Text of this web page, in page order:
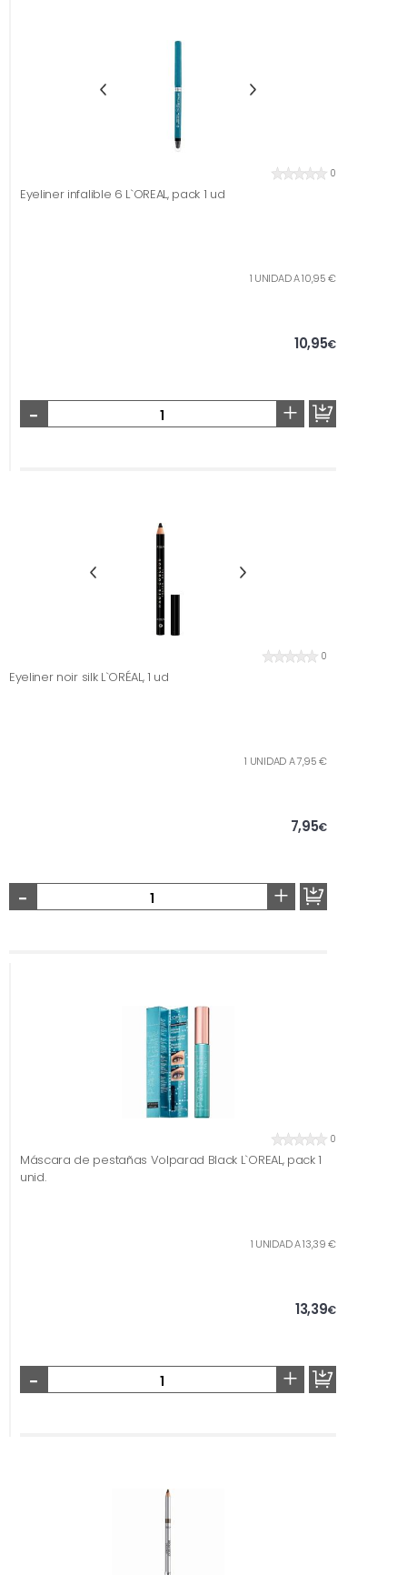
0
Eyeliner infalible 6 L`OREAL, pack 1 ud
1 UNIDAD A 10,95 €
10,95€
- +
0
Eyeliner noir silk L`ORÉAL, 1 ud
1 UNIDAD A 7,95 €
7,95€
- +
0
Máscara de pestañas Volparad Black L`OREAL, pack 1
unid.
1 UNIDAD A 13,39 €
13,39€
- +